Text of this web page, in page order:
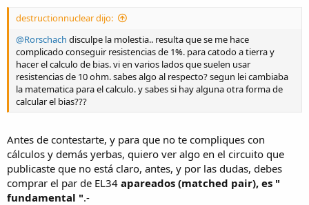
destructionnuclear dijo:
@Rorschach disculpe la molestia.. resulta que se me hace
complicado conseguir resistencias de 1%. para catodo a tierra y
hacer el calculo de bias. vi en varios lados que suelen usar
resistencias de 10 ohm. sabes algo al respecto? segun lei cambiaba
la matematica para el calculo. y sabes si hay alguna otra forma de
calcular el bias???
Antes de contestarte, y para que no te compliques con
cálculos y demás yerbas, quiero ver algo en el circuito que
publicaste que no está claro, antes, y por las dudas, debes
comprar el par de EL34 apareados (matched pair), es "
fundamental ".-